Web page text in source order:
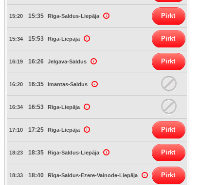
15:20 15:35 Rīga-Saldus-Liepāja Pirkt
15:34 15:53 Rīga-Liepāja Pirkt
16:19 16:26 Jelgava-Saldus Pirkt
16:20 16:35 Imantas-Saldus
16:34 16:53 Rīga-Liepāja
17:10 17:25 Rīga-Liepāja Pirkt
18:23 18:35 Rīga-Saldus-Liepāja Pirkt
18:33 18:40 Rīga-Saldus-Ezere-Vaiņode-Liepāja Pirkt